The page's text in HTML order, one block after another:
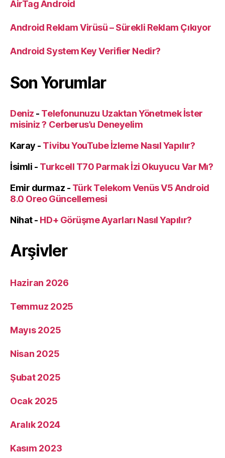
AirTag Android
Android Reklam Virüsü – Sürekli Reklam Çıkıyor
Android System Key Verifier Nedir?
Son Yorumlar
Deniz - Telefonunuzu Uzaktan Yönetmek İster
misiniz ? Cerberus’u Deneyelim
Karay - Tivibu YouTube İzleme Nasıl Yapılır?
İsimli - Turkcell T70 Parmak İzi Okuyucu Var Mı?
Emir durmaz - Türk Telekom Venüs V5 Android
8.0 Oreo Güncellemesi
Nihat- HD+ Görüşme Ayarları Nasıl Yapılır?
Arşivler
Haziran 2026
Temmuz 2025
Mayıs 2025
Nisan 2025
Şubat 2025
Ocak 2025
Aralık 2024
Kasım 2023